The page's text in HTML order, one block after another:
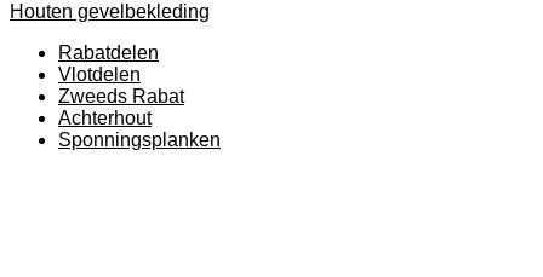
Houten gevelbekleding
Rabatdelen
Vlotdelen
Zweeds Rabat
Achterhout
Sponningsplanken